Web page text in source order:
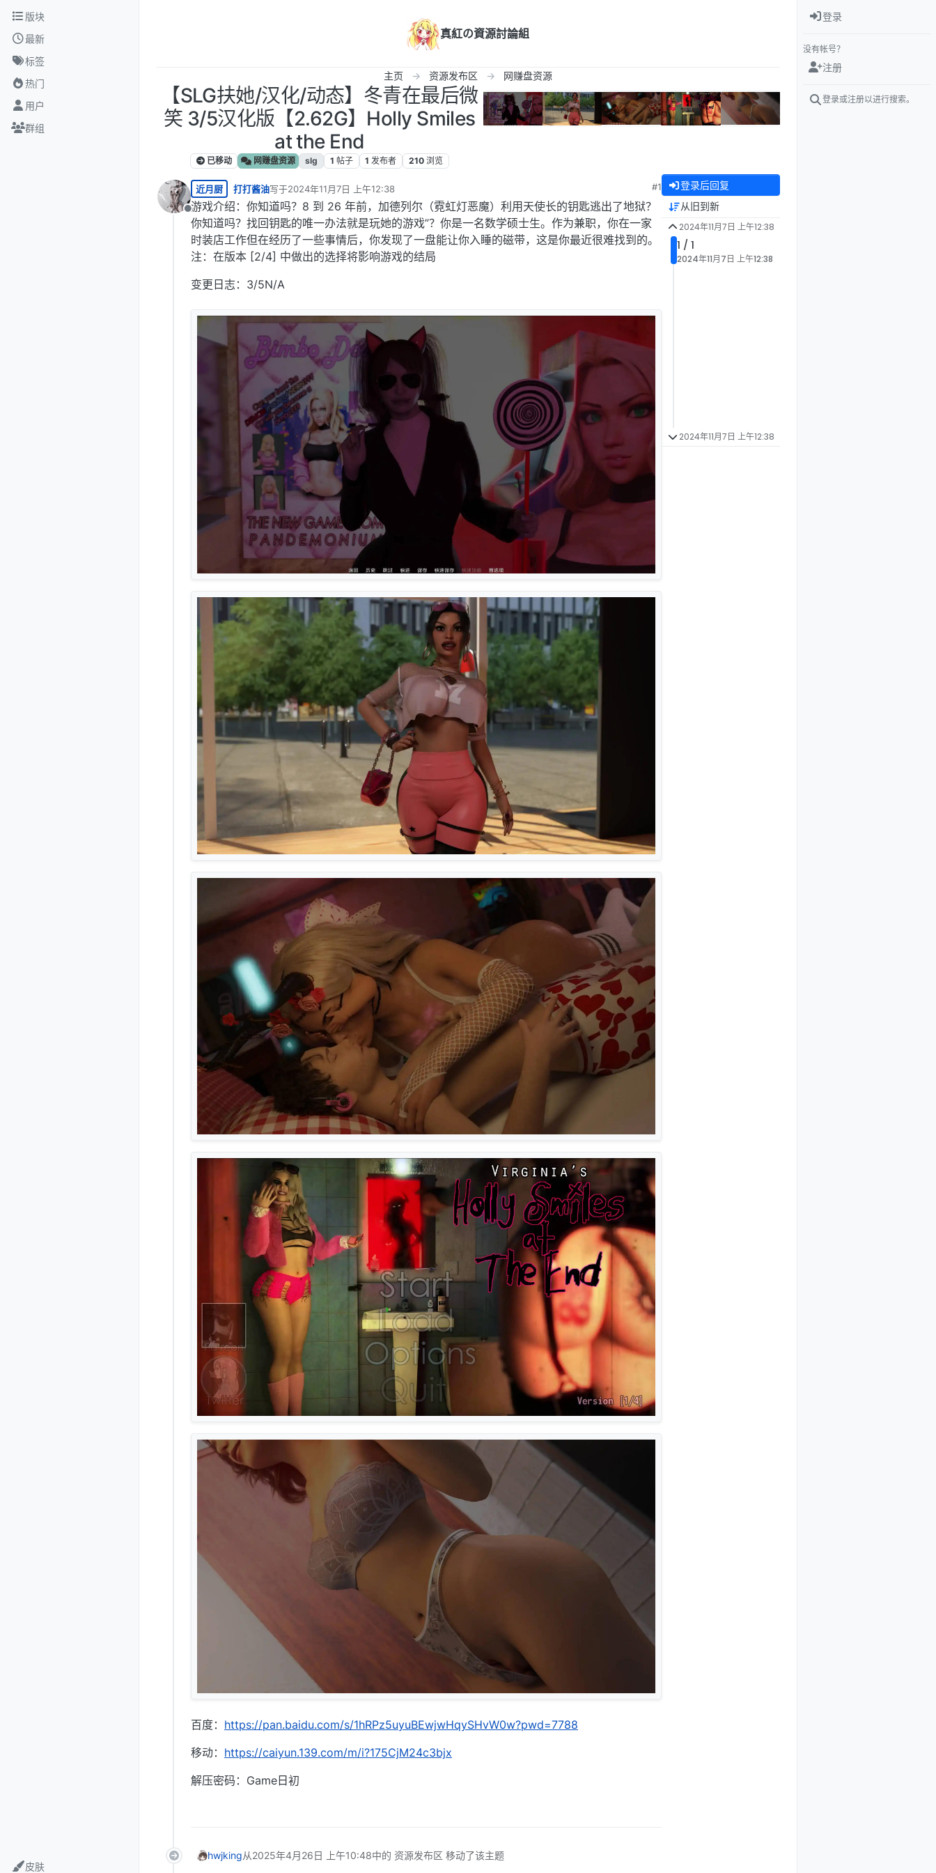
跳转至内容
版块
最新
标签
热门
用户
群组
皮肤
真紅の資源討論組
主页 资源发布区 网赚盘资源
【SLG扶她/汉化/动态】冬青在最后微
笑 3/5汉化版【2.62G】Holly Smiles
at the End
已移动 网赚盘资源 slg 1 帖子 1 发布者 210 浏览
离线
近月厨 打打酱油写于2024年11月7日 上午12:38
最后由 编辑
#1
游戏介绍：你知道吗？8 到 26 年前，加德列尔（霓虹灯恶魔）利用天使长的钥匙逃出了地狱？
你知道吗？找回钥匙的唯一办法就是玩她的游戏”？你是一名数学硕士生。作为兼职，你在一家
时装店工作但在经历了一些事情后，你发现了一盘能让你入睡的磁带，这是你最近很难找到的。
注：在版本 [2/4] 中做出的选择将影响游戏的结局
变更日志：3/5N/A
百度： https://pan.baidu.com/s/1hRPz5uyuBEwjwHqySHvW0w?pwd=7788
移动： https://caiyun.139.com/m/i?175CjM24c3bjx
解压密码：Game日初
hwjking从2025年4月26日 上午10:48中的 资源发布区 移动了该主题
登录后回复
从旧到新
2024年11月7日 上午12:38
1 / 1
2024年11月7日 上午12:38
2024年11月7日 上午12:38
登录
没有帐号？
注册
登录或注册以进行搜索。